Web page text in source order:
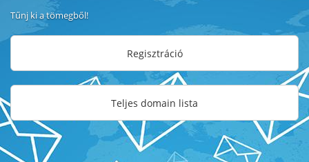
Tűnj ki a tömegből!
Regisztráció
Teljes domain lista